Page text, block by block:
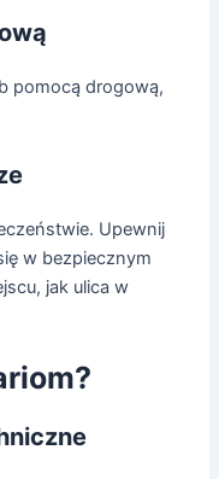
pomocą drogową,
Upewnij
w bezpiecznym
jak ulica w